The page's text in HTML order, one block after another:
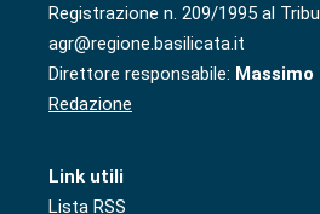
Registrazione n. 209/1995 al
agr@regione.basilicata.it
Direttore responsabile:
Redazione
Link utili
Lista RSS